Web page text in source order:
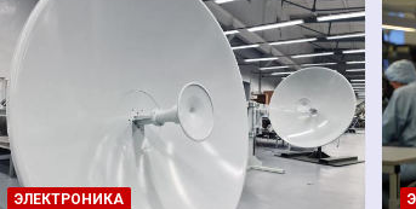
ЭЛЕКТРОНИКА